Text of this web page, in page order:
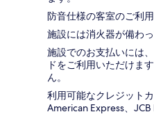
防音仕様の客室のご利
施設には消火器が備わっ
施設でのお支払いには
ドをご利用いただけま
ん。
利用可能なクレジット
American Express、